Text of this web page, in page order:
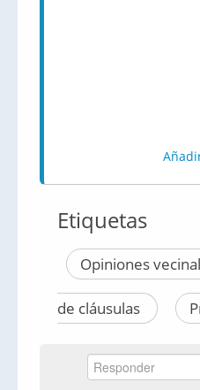
Etiquetas
Opiniones
de cláusulas